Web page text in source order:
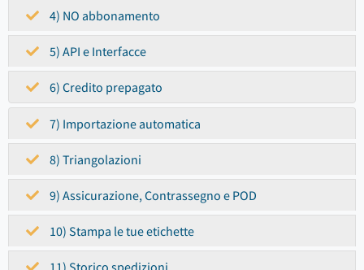
4) NO abbonamento
5) API e Interfacce
6) Credito prepagato
7) Importazione automatica
8) Triangolazioni
9) Assicurazione, Contrassegno e POD
10) Stampa le tue etichette
11) Storico spedizioni